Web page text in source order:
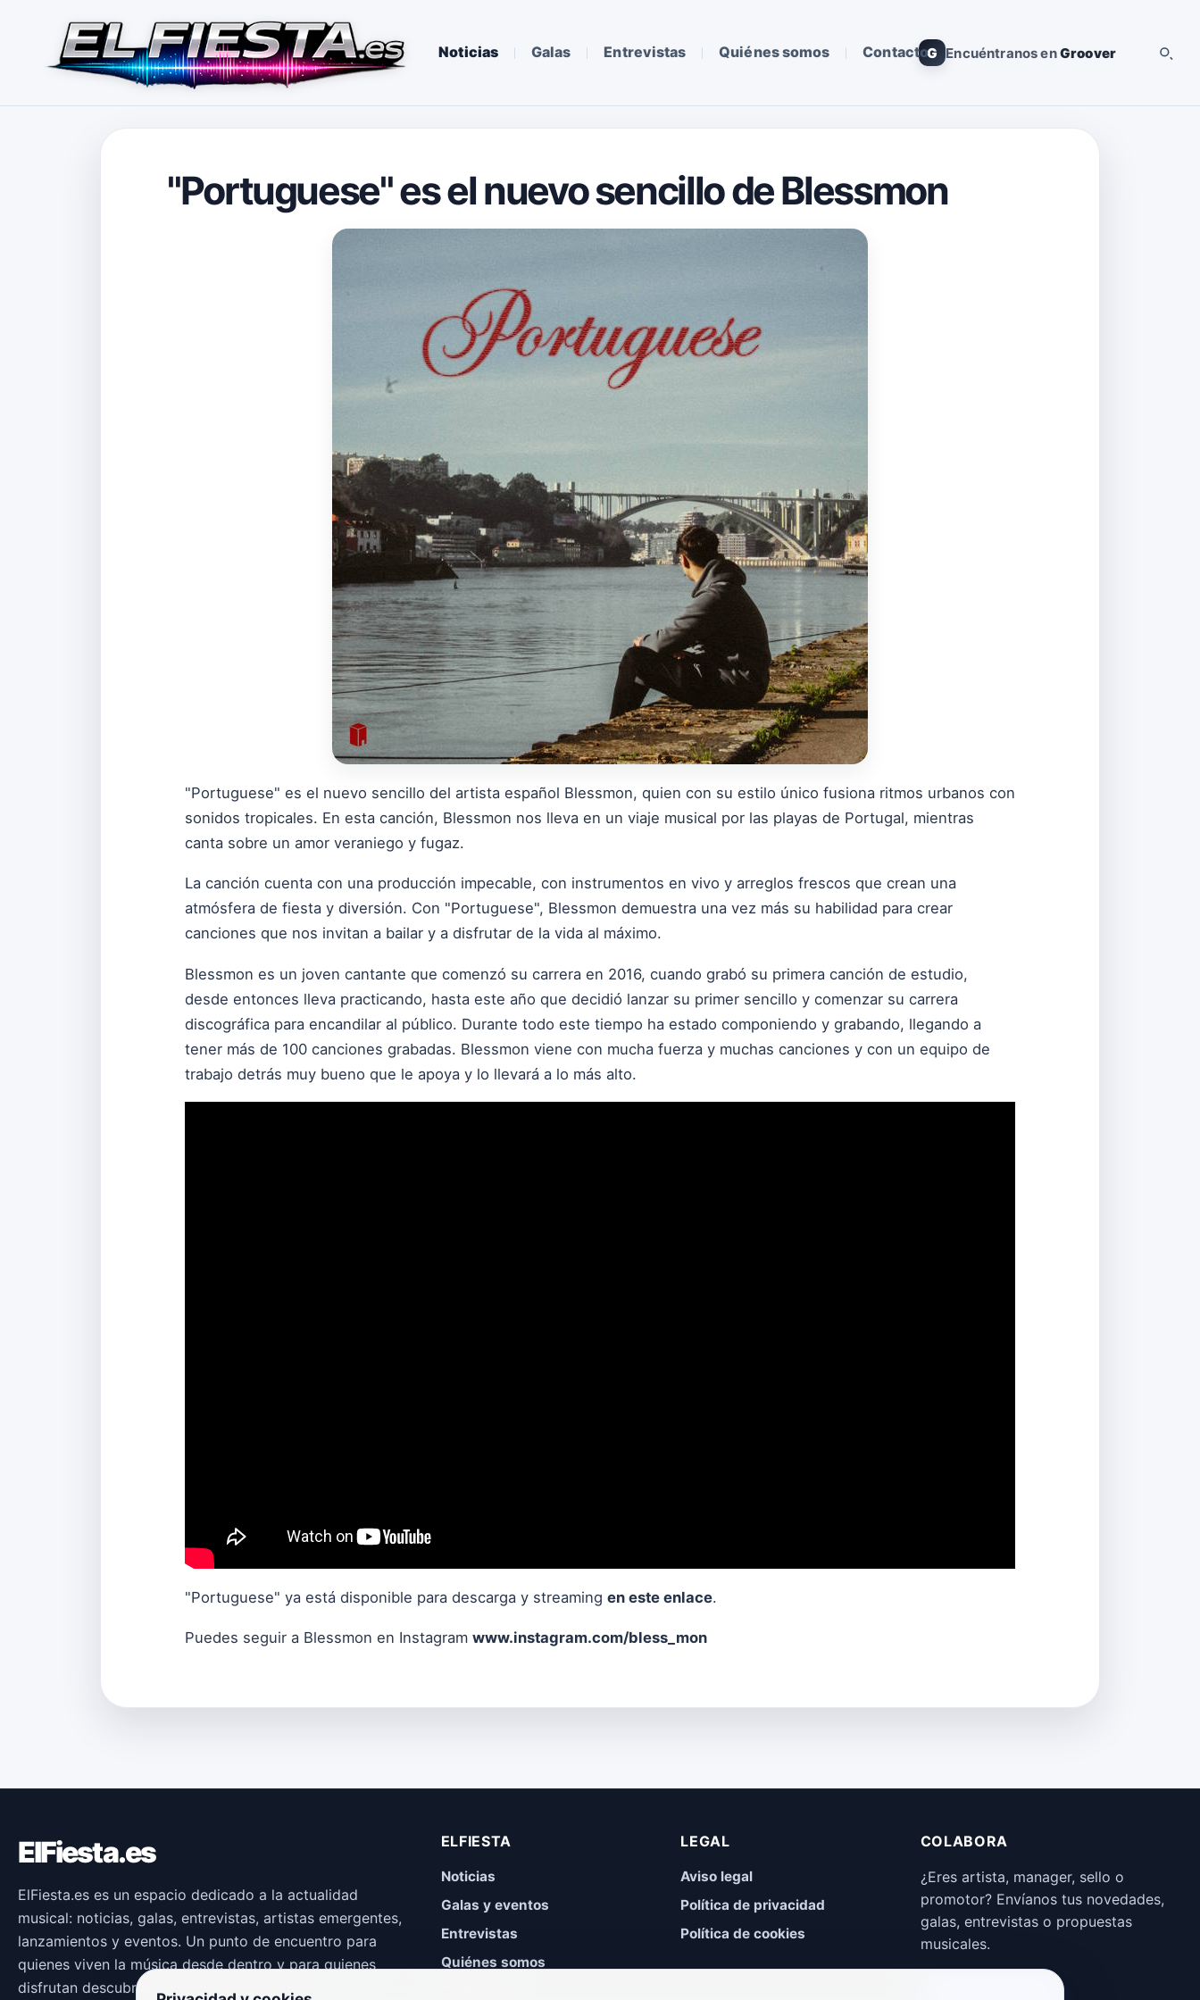
Noticias Galas Entrevistas Quiénes somos ContactoG Encuéntranos enGroover
"Portuguese" es el nuevo sencillo de Blessmon
"Portuguese" es el nuevo sencillo del artista español Blessmon, quien con su estilo único fusiona ritmos urbanos con
sonidos tropicales. En esta canción, Blessmon nos lleva en un viaje musical por las playas de Portugal, mientras
canta sobre un amor veraniego y fugaz.
La canción cuenta con una producción impecable, con instrumentos en vivo y arreglos frescos que crean una
atmósfera de fiesta y diversión. Con "Portuguese", Blessmon demuestra una vez más su habilidad para crear
canciones que nos invitan a bailar y a disfrutar de la vida al máximo.
Blessmon es un joven cantante que comenzó su carrera en 2016, cuando grabó su primera canción de estudio,
desde entonces lleva practicando, hasta este año que decidió lanzar su primer sencillo y comenzar su carrera
discográfica para encandilar al público. Durante todo este tiempo ha estado componiendo y grabando, llegando a
tener más de 100 canciones grabadas. Blessmon viene con mucha fuerza y muchas canciones y con un equipo de
trabajo detrás muy bueno que le apoya y lo llevará a lo más alto.
"Portuguese" ya está disponible para descarga y streaming en este enlace.
Puedes seguir a Blessmon en Instagram www.instagram.com/bless_mon
ElFiesta.es
ElFiesta.es es un espacio dedicado a la actualidad
musical: noticias, galas, entrevistas, artistas emergentes,
lanzamientos y eventos. Un punto de encuentro para
quienes viven la música desde dentro y para quienes
disfrutan descubriendo nuevas propuestas.
ELFIESTA
Noticias
Galas y eventos
Entrevistas
Quiénes somos
LEGAL
Aviso legal
Política de privacidad
Política de cookies
COLABORA
¿Eres artista, manager, sello o
promotor? Envíanos tus novedades,
galas, entrevistas o propuestas
musicales.